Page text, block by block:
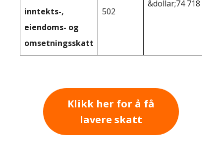
inntekts-,
eiendoms- og
omsetningsskatt
502
&dollar;74 718
Klikk her for å få
lavere skatt